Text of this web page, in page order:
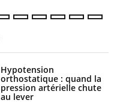
Hypotension
orthostatique : quand la
pression artérielle chute
au lever